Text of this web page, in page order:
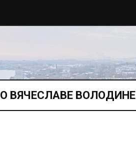
О ВЯЧЕСЛАВЕ ВОЛОДИНЕ